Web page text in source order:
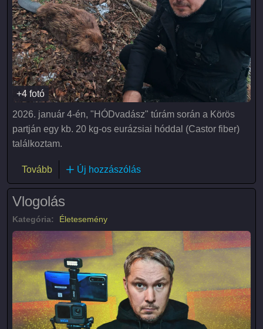
+4 fotó
2026. január 4-én, "HÓDvadász" túrám során a Körös
partján egy kb. 20 kg-os eurázsiai hóddal (Castor fiber)
találkoztam.
Tovább(Billi az eurázsiai hódkölyök)
Új hozzászólás
Vlogolás
Kategória: Életesemény